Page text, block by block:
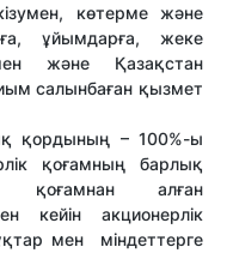
көтерме және
ұйымдарға, жеке
және Қазақстан
салынбаған қызмет
қордының – 100%-ы
қоғамның барлық
қоғамнан алған
кейін акционерлік
мен міндеттерге